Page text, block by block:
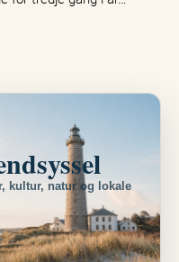
kultur, natur og lokale